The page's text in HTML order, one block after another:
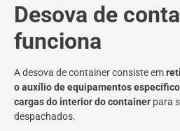
Desova de
funciona
A desova de container consiste em
o auxílio de equipamentos
cargas do interior do container para
despachados.